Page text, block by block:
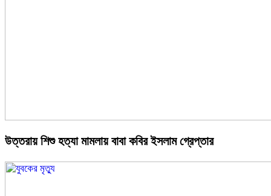
উত্তরায় শিশু হত্যা মামলায় বাবা কবির ইসলাম গ্রেপ্তার